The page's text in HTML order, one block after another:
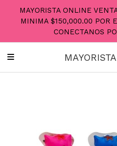
MAYORISTA ONLINE
MINIMA $150,000.00 POR
CONECTANOS